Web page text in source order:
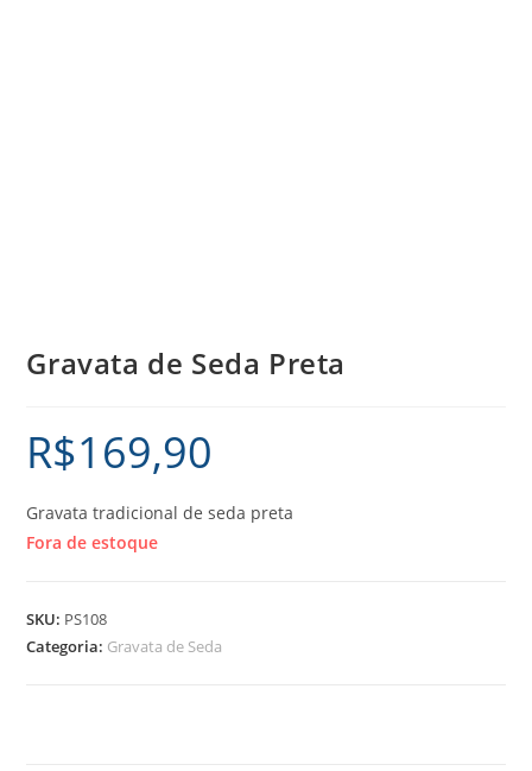
Gravata de Seda Preta
R$169,90
Gravata tradicional de seda preta
Fora de estoque
SKU: PS108
Categoria: Gravata de Seda